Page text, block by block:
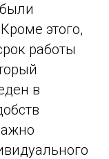
этого,
работы
в